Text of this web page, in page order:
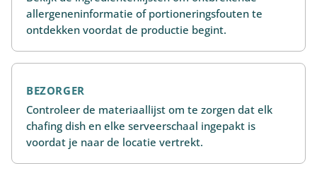
allergeneninformatie of portioneringsfouten te
ontdekken voordat de productie begint.
BEZORGER
Controleer de materiaallijst om te zorgen dat elk
chafing dish en elke serveerschaal ingepakt is
voordat je naar de locatie vertrekt.